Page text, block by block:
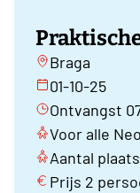
Braga
01-10-25
Ontvangst
Voor alle
Aantal
Prijs 2